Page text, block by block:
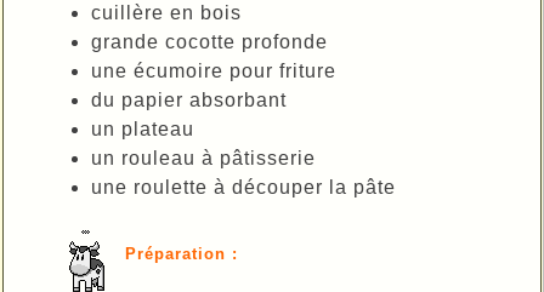
cuillère en bois
grande cocotte profonde
une écumoire pour friture
du papier absorbant
un plateau
un rouleau à pâtisserie
une roulette à découper la pâte
Préparation :